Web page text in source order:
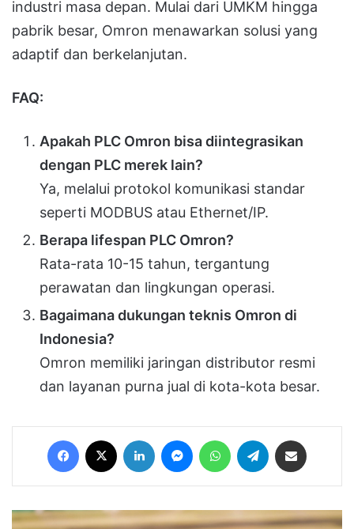
industri masa depan. Mulai dari UMKM hingga
pabrik besar, Omron menawarkan solusi yang
adaptif dan berkelanjutan.
FAQ:
Apakah PLC Omron bisa diintegrasikan
dengan PLC merek lain?
Ya, melalui protokol komunikasi standar
seperti MODBUS atau Ethernet/IP.
Berapa lifespan PLC Omron?
Rata-rata 10-15 tahun, tergantung
perawatan dan lingkungan operasi.
Bagaimana dukungan teknis Omron di
Indonesia?
Omron memiliki jaringan distributor resmi
dan layanan purna jual di kota-kota besar.
Facebook LinkedIn MessengerWhatsAppTelegram